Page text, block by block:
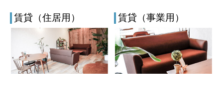
賃貸（住居用） 賃貸（事業用）